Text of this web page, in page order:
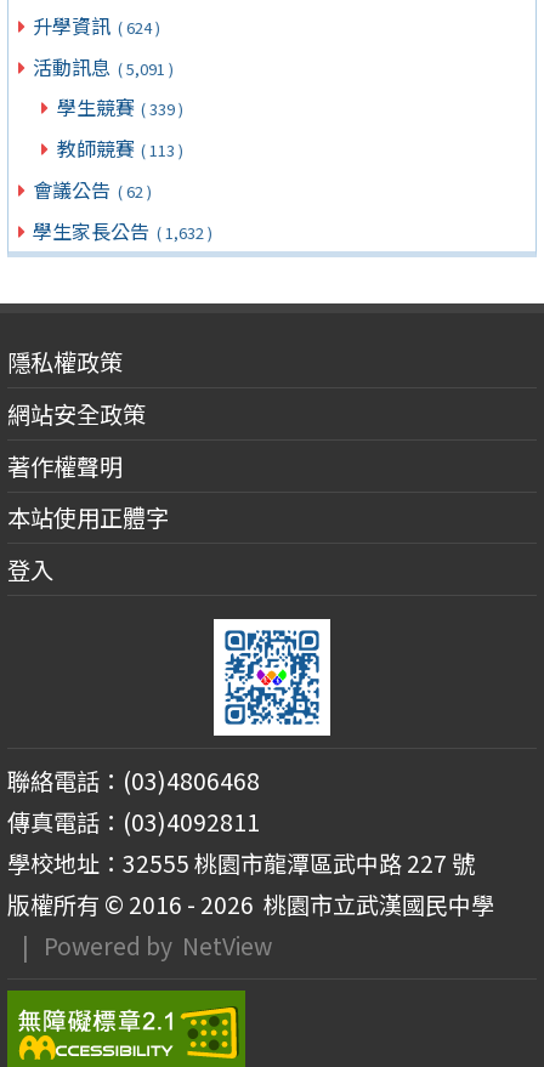
升學資訊 ( 624 )
活動訊息 ( 5,091 )
學生競賽 ( 339 )
教師競賽 ( 113 )
會議公告 ( 62 )
學生家長公告 ( 1,632 )
隱私權政策
網站安全政策
著作權聲明
本站使用正體字
登入
聯絡電話：(03)4806468
傳真電話：(03)4092811
學校地址：32555 桃園市龍潭區武中路 227 號
版權所有 © 2016 - 2026 桃園市立武漢國民中學
| Powered by NetView